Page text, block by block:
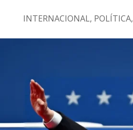
INTERNACIONAL, POLÍTICA,